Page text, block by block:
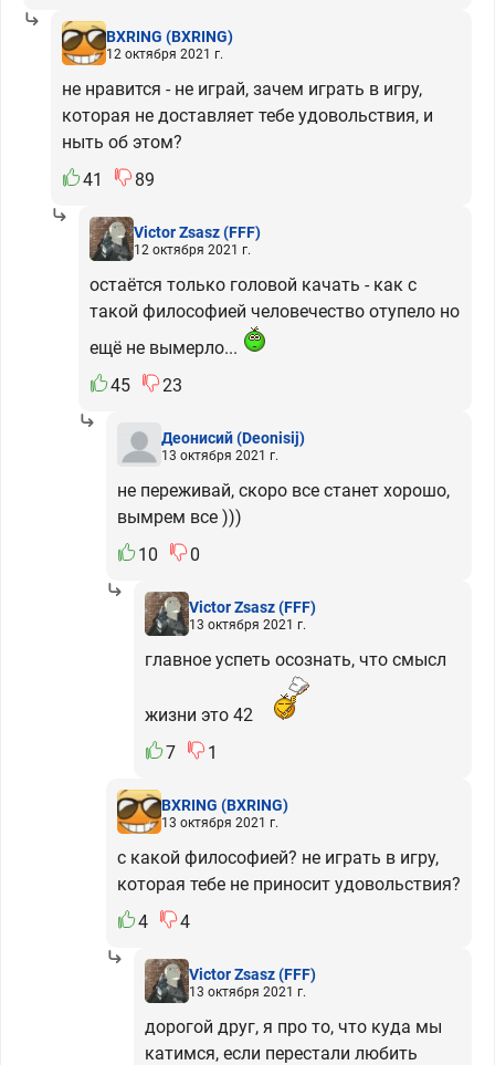
BXRING (BXRING)
12 октября 2021 г.
не нравится - не играй, зачем играть в игру,
которая не доставляет тебе удовольствия, и
ныть об этом?
41
89
Victor Zsasz(FFF)
12 октября 2021 г.
остаётся только головой качать - как с
такой философией человечество отупело но
ещё не вымерло...
45
23
Деонисий(Deonisij)
13 октября 2021 г.
не переживай, скоро все станет хорошо,
вымрем все )))
10
0
Victor Zsasz(FFF)
13 октября 2021 г.
главное успеть осознать, что смысл
жизни это 42
7
1
BXRING (BXRING)
13 октября 2021 г.
с какой философией? не играть в игру,
которая тебе не приносит удовольствия?
4
4
Victor Zsasz(FFF)
13 октября 2021 г.
дорогой друг, я про то, что куда мы
катимся, если перестали любить